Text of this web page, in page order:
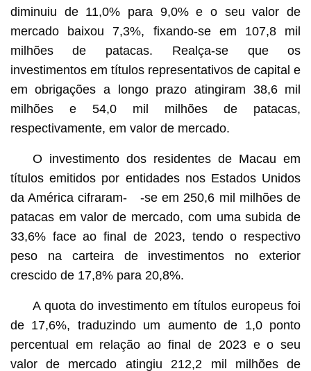
diminuiu de 11,0% para 9,0% e o seu valor de
mercado baixou 7,3%, fixando-se em 107,8 mil
milhões de patacas. Realça-se que os
investimentos em títulos representativos de capital e
em obrigações a longo prazo atingiram 38,6 mil
milhões e 54,0 mil milhões de patacas,
respectivamente, em valor de mercado.
O investimento dos residentes de Macau em
títulos emitidos por entidades nos Estados Unidos
da América cifraram- -se em 250,6 mil milhões de
patacas em valor de mercado, com uma subida de
33,6% face ao final de 2023, tendo o respectivo
peso na carteira de investimentos no exterior
crescido de 17,8% para 20,8%.
A quota do investimento em títulos europeus foi
de 17,6%, traduzindo um aumento de 1,0 ponto
percentual em relação ao final de 2023 e o seu
valor de mercado atingiu 212,2 mil milhões de